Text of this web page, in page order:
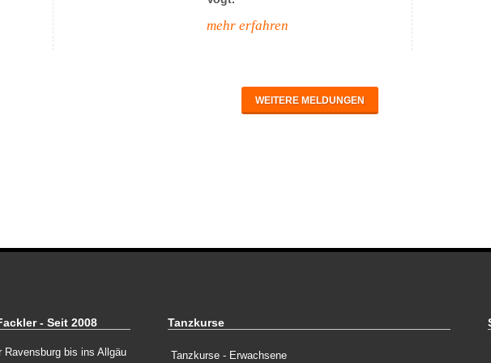
mehr erfahren
WEITERE MELDUNGEN
- Seit 2008
Ravensburg bis ins Allgäu
Tanzkurse
Tanzkurse - Erwachsene